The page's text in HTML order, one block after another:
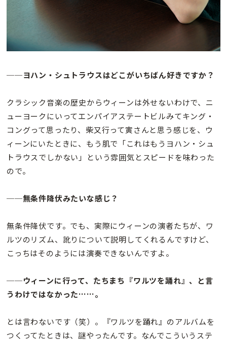
──ヨハン・シュトラウスはどこがいちばん好きですか？
クラシック音楽の歴史からウィーンは外せないわけで、ニ
ューヨークにいってエンパイアステートビルみてキング・
コングって思ったり、柴又行って寅さんと思う感じを、ウ
ィーンにいたときに、もう肌で「これはもうヨハン・シュ
トラウスでしかない」という雰囲気とスピードを味わった
ので。
──無条件降伏みたいな感じ？
無条件降伏です。でも、実際にウィーンの演者たちが、ワ
ルツのリズム、訛りについて説明してくれるんですけど、
こっちはそのようには演奏できないんですよ。
──ウィーンに行って、たちまち『ワルツを踊れ』、と言
うわけではなかった……。
とは言わないです（笑）。『ワルツを踊れ』のアルバムを
つくってたときは、謎やったんです。なんでこういうステ